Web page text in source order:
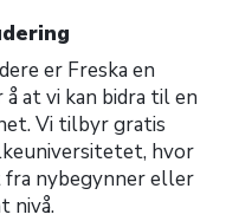
er Freska en
at vi kan bidra til en
Vi tilbyr gratis
hvor
nybegynner eller
nivå.